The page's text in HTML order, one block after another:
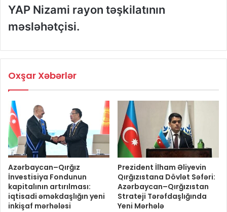
YAP Nizami rayon təşkilatının
məsləhətçisi.
Oxşar Xəbərlər
Azərbaycan–Qırğız
İnvestisiya Fondunun
kapitalının artırılması:
iqtisadi əməkdaşlığın yeni
inkişaf mərhələsi
Prezident İlham Əliyevin
Qırğızıstana Dövlət Səfəri:
Azərbaycan–Qırğızıstan
Strateji Tərəfdaşlığında
Yeni Mərhələ